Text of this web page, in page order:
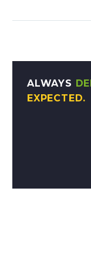
ALWAYS
EXPECTED.